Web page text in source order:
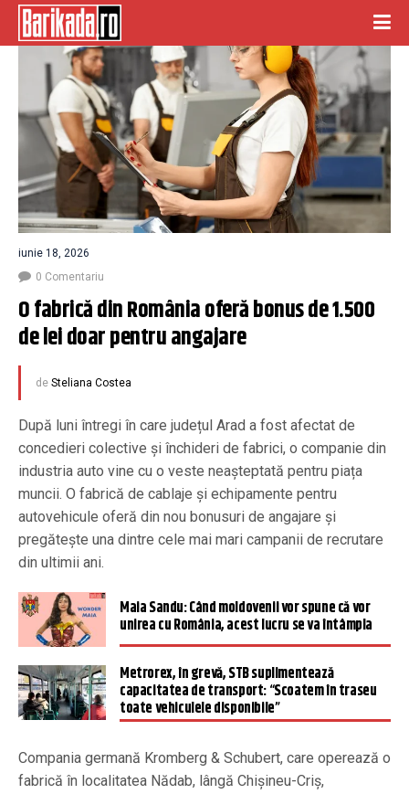
iunie 18, 2026
0 Comentariu
O fabrică din România oferă bonus de 1.500
de lei doar pentru angajare
de Steliana Costea
După luni întregi în care județul Arad a fost afectat de
concedieri colective și închideri de fabrici, o companie din
industria auto vine cu o veste neașteptată pentru piața
muncii. O fabrică de cablaje și echipamente pentru
autovehicule oferă din nou bonusuri de angajare și
pregătește una dintre cele mai mari campanii de recrutare
din ultimii ani.
Maia Sandu: Când moldovenii vor spune că vor
unirea cu România, acest lucru se va întâmpla
Metrorex, în grevă, STB suplimentează
capacitatea de transport: “Scoatem în traseu
toate vehiculele disponibile”
Compania germană Kromberg & Schubert, care operează o
fabrică în localitatea Nădab, lângă Chișineu-Criș,